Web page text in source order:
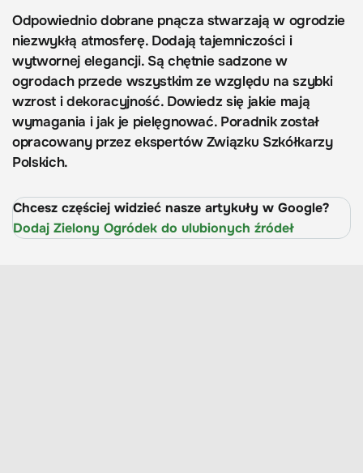
Odpowiednio dobrane pnącza stwarzają w ogrodzie
niezwykłą atmosferę. Dodają tajemniczości i
wytwornej elegancji. Są chętnie sadzone w
ogrodach przede wszystkim ze względu na szybki
wzrost i dekoracyjność. Dowiedz się jakie mają
wymagania i jak je pielęgnować. Poradnik został
opracowany przez ekspertów Związku Szkółkarzy
Polskich.
Chcesz częściej widzieć nasze artykuły w Google?
Dodaj Zielony Ogródek do ulubionych źródeł